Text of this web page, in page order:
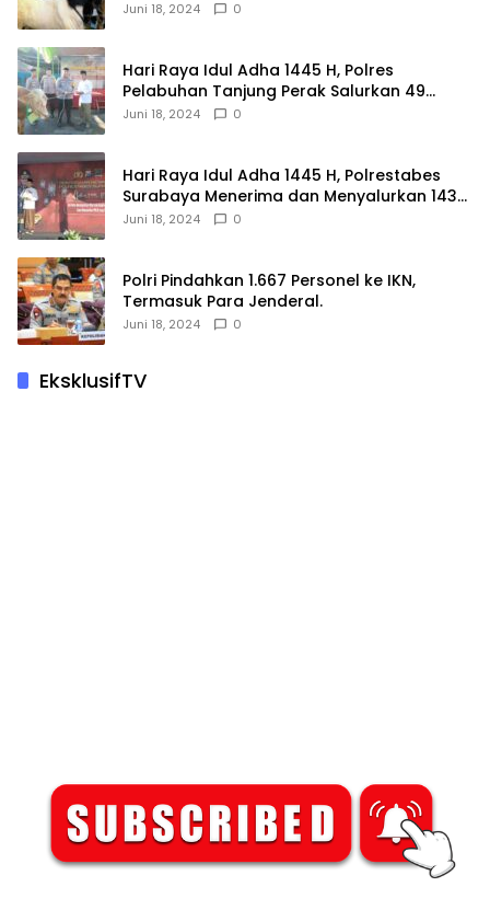
Juni 18, 2024 0
Hari Raya Idul Adha 1445 H, Polres
Pelabuhan Tanjung Perak Salurkan 49
Hewan Korban.
Juni 18, 2024 0
Hari Raya Idul Adha 1445 H, Polrestabes
Surabaya Menerima dan Menyalurkan 143
Hewan Kurban
Juni 18, 2024 0
Polri Pindahkan 1.667 Personel ke IKN,
Termasuk Para Jenderal.
Juni 18, 2024 0
EksklusifTV